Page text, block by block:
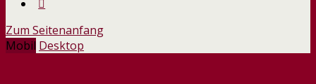
Zum Seitenanfang
Mobil Desktop